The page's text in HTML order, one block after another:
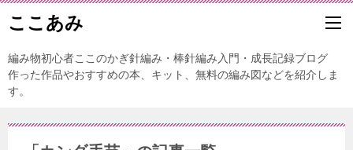
ここあみ
編み物初心者ここのかぎ針編み・棒針編み入門・成長記録ブログ
作った作品やおすすめの本、キット、無料の編み図などを紹介しま
す。